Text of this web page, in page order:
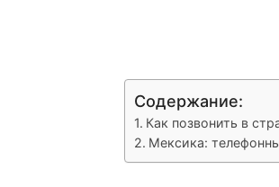
Содержание:
Как позвонить в
Мексика: